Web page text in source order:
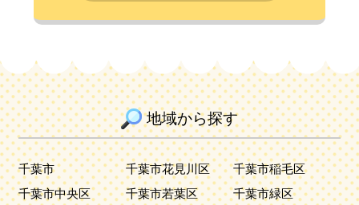
地域から探す
千葉市 千葉市花見川区
千葉市稲毛区
千葉市中央区
千葉市若葉区
千葉市緑区